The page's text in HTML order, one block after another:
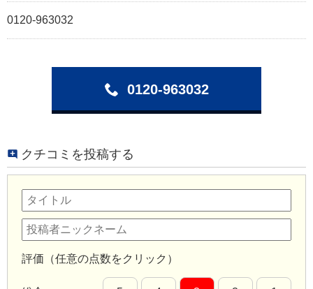
0120-963032
0120-963032
クチコミを投稿する
評価（任意の点数をクリック）